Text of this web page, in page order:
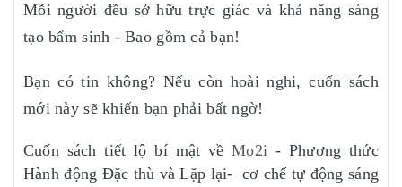
Mỗi người đều sở hữu trực giác và khả năng sáng
tạo bẩm sinh - Bao gồm cả bạn!
Bạn có tin không? Nếu còn hoài nghi, cuốn sách
mới này sẽ khiến bạn phải bất ngờ!
Cuốn sách tiết lộ bí mật vềMo2i - Phương thức
Hành động Đặc thù và Lặp lại- cơ chế tự động sáng